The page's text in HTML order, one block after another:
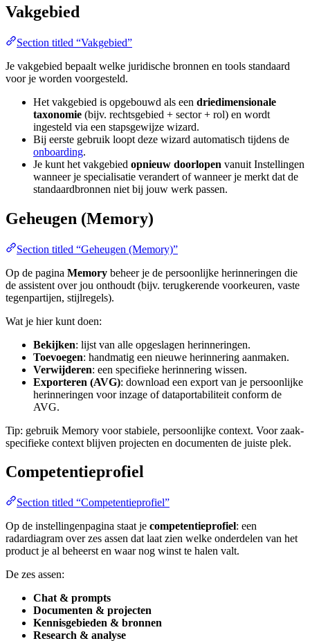
Vakgebied
Section titled “Vakgebied”
Je vakgebied bepaalt welke juridische bronnen en tools standaard
voor je worden voorgesteld.
Het vakgebied is opgebouwd als een driedimensionale
taxonomie (bijv. rechtsgebied + sector + rol) en wordt
ingesteld via een stapsgewijze wizard.
Bij eerste gebruik loopt deze wizard automatisch tijdens de
onboarding.
Je kunt het vakgebied opnieuw doorlopen vanuit Instellingen
wanneer je specialisatie verandert of wanneer je merkt dat de
standaardbronnen niet bij jouw werk passen.
Geheugen (Memory)
Section titled “Geheugen (Memory)”
Op de pagina Memory beheer je de persoonlijke herinneringen die
de assistent over jou onthoudt (bijv. terugkerende voorkeuren, vaste
tegenpartijen, stijlregels).
Wat je hier kunt doen:
Bekijken: lijst van alle opgeslagen herinneringen.
Toevoegen: handmatig een nieuwe herinnering aanmaken.
Verwijderen: een specifieke herinnering wissen.
Exporteren (AVG): download een export van je persoonlijke
herinneringen voor inzage of dataportabiliteit conform de
AVG.
Tip: gebruik Memory voor stabiele, persoonlijke context. Voor zaak-
specifieke context blijven projecten en documenten de juiste plek.
Competentieprofiel
Section titled “Competentieprofiel”
Op de instellingenpagina staat je competentieprofiel: een
radardiagram over zes assen dat laat zien welke onderdelen van het
product je al beheerst en waar nog winst te halen valt.
De zes assen:
Chat & prompts
Documenten & projecten
Kennisgebieden & bronnen
Research & analyse